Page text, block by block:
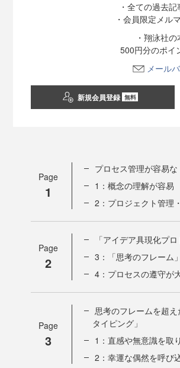
・全ての過去
・会員限定メル
・翔泳社
500円分のポイ
メール
新規会員登録 無料
Page
1
プロセス管理が容易
1：概念の理解が容易
2：プロジェクト管理
Page
2
「アイデア具現化プ
3：「思考のフレーム
4：プロセスの遵守が
Page
3
思考のフレームを超
タイピング」
1：直感や無意識を取
2：幸運な偶然を呼び